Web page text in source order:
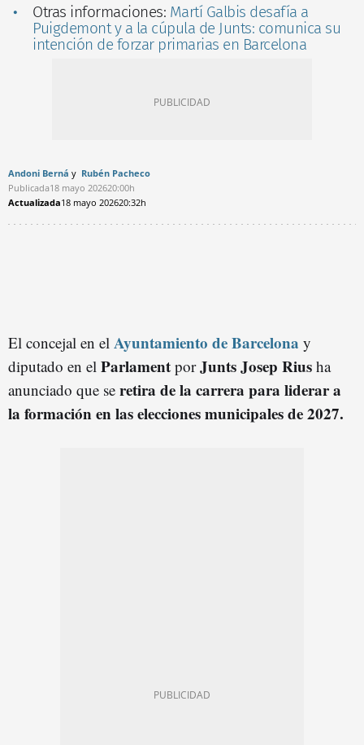
Otras informaciones: Martí Galbis desafía a
Puigdemont y a la cúpula de Junts: comunica su
intención de forzar primarias en Barcelona
Andoni Berná
Rubén Pacheco
Publicada18 mayo 202620:00h
Actualizada18 mayo 202620:32h
El concejal en el Ayuntamiento de Barcelona y
diputado en el Parlament porJunts Josep Rius ha
anunciado que se retira de la carrera para liderar a
la formación en las elecciones municipales de 2027.